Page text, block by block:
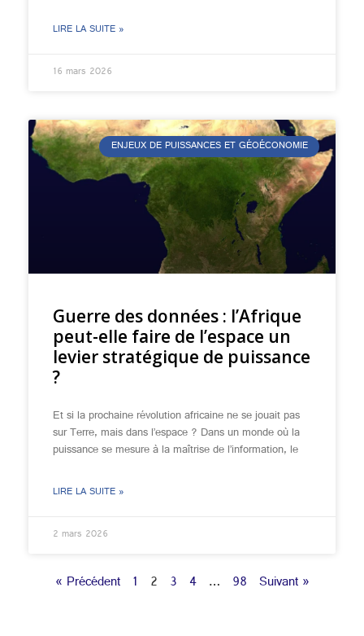
LIRE LA SUITE »
16 mars 2026
ENJEUX DE PUISSANCES ET GÉOÉCONOMIE
Guerre des données : l’Afrique
peut-elle faire de l’espace un
levier stratégique de puissance
?
Et si la prochaine révolution africaine ne se jouait pas
sur Terre, mais dans l’espace ? Dans un monde où la
puissance se mesure à la maîtrise de l’information, le
LIRE LA SUITE »
2 mars 2026
« Précédent 1 2 3 4 … 98 Suivant »